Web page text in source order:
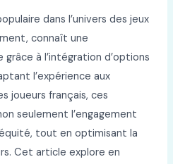
dans l’univers des jeux
connaît une
à l’intégration d’options
l’expérience aux
joueurs français, ces
seulement l’engagement
tout en optimisant la
Cet article explore en